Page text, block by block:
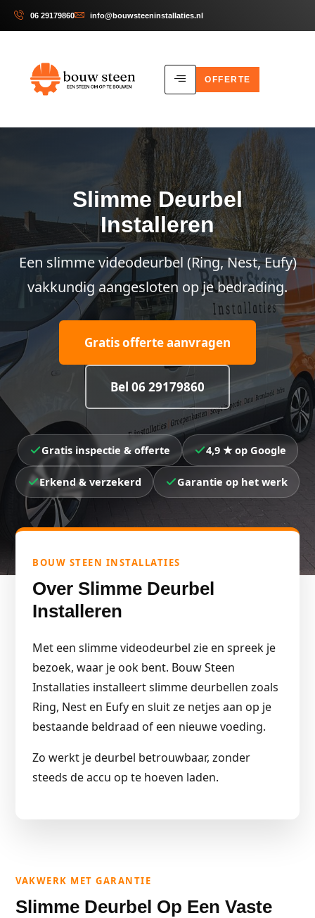
06 29179860 info@bouwsteeninstallaties.nl
OFFERTE
Slimme Deurbel
Installeren
Een slimme videodeurbel (Ring, Nest, Eufy)
vakkundig aangesloten op je bedrading.
Gratis offerte aanvragen
Bel 06 29179860
Gratis inspectie & offerte 4,9 ★ op Google
Erkend & verzekerd Garantie op het werk
BOUW STEEN INSTALLATIES
Over Slimme Deurbel
Installeren
Met een slimme videodeurbel zie en spreek je
bezoek, waar je ook bent. Bouw Steen
Installaties installeert slimme deurbellen zoals
Ring, Nest en Eufy en sluit ze netjes aan op je
bestaande beldraad of een nieuwe voeding.
Zo werkt je deurbel betrouwbaar, zonder
steeds de accu op te hoeven laden.
VAKWERK MET GARANTIE
Slimme Deurbel Op Een Vaste